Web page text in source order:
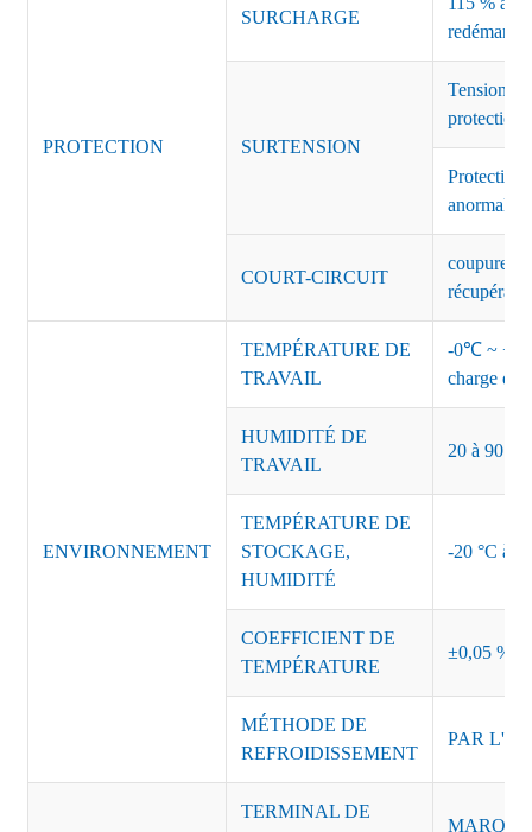
PROTECTION
SURCHARGE
SURTENSION
Tension
protection
Protection
anormales
COURT-CIRCUIT
coupure
ENVIRONNEMENT
TEMPÉRATURE DE
TRAVAIL
-0℃ ~
charge de
HUMIDITÉ DE
TRAVAIL
20 à 90 %
TEMPÉRATURE DE
STOCKAGE,
HUMIDITÉ
-20 °C à
COEFFICIENT DE
TEMPÉRATURE
±0,05 %/
MÉTHODE DE
REFROIDISSEMENT
PAR
TERMINAL DE